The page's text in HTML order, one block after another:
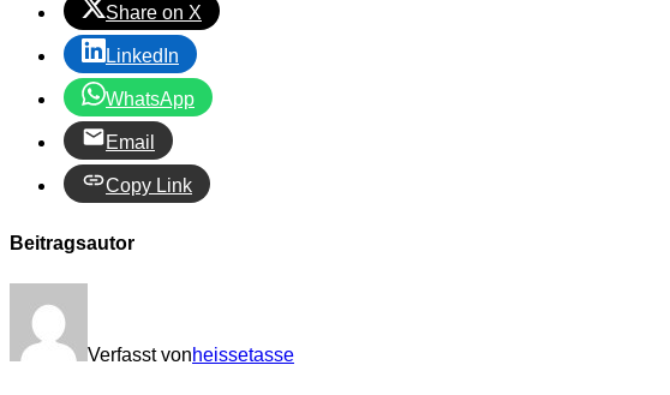
Share on X
LinkedIn
WhatsApp
Email
Copy Link
Beitragsautor
Verfasst vonheissetasse